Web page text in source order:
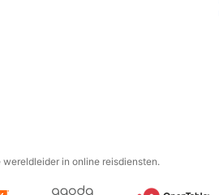
in online reisdiensten.